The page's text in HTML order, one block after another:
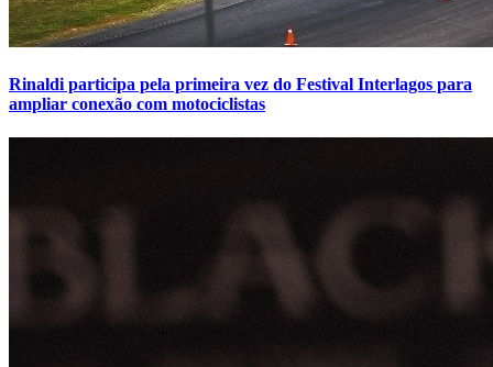
Rinaldi participa pela primeira vez do Festival Interlagos para
ampliar conexão com motociclistas